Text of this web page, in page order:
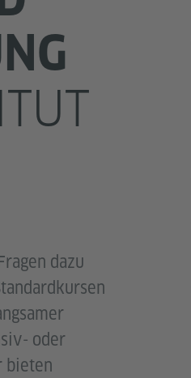
dazu
oder
bieten